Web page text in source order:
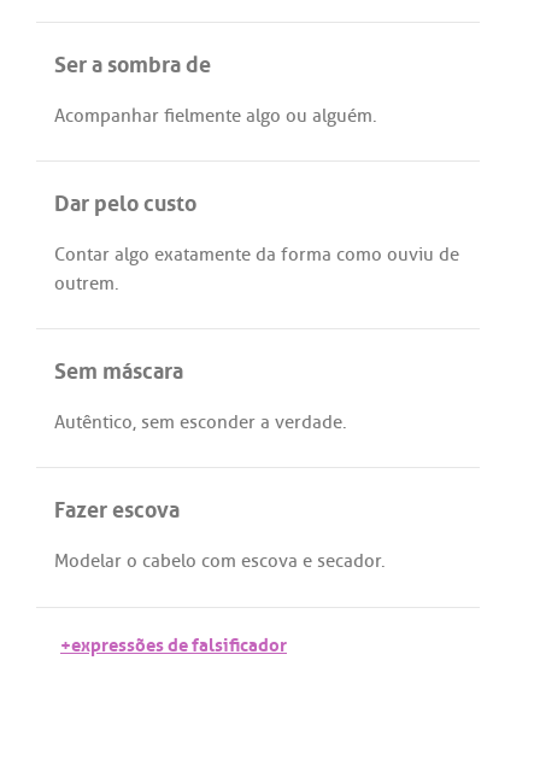
Ser a sombra de
Acompanhar fielmente algo ou alguém.
Dar pelo custo
Contar algo exatamente da forma como ouviu de
outrem.
Sem máscara
Autêntico, sem esconder a verdade.
Fazer escova
Modelar o cabelo com escova e secador.
+expressões de falsificador